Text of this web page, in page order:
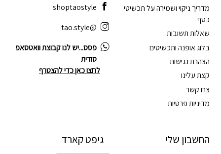
מדריך ניקוי ושמירה על תכשיטי
כסף
שאלות תשובות
בלוג אופנה ותכשיטים
הצהרת נגישות
קצת עלינו
צרו קשר
מדיניות פרטיות
החשבון שלי
shoptaostyle
@tao.style
פסס...יש לנו קבוצת וואטסאפ
סודית
לחצו כאן כדי להצטרף
גיפט קארד